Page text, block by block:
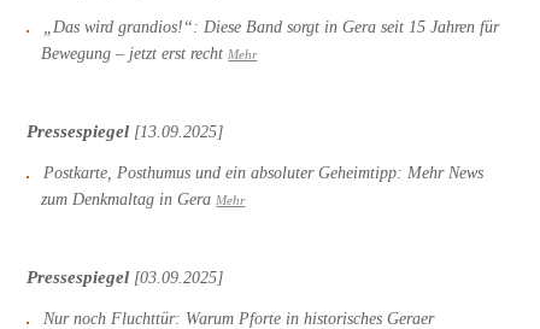
„Das wird grandios!“: Diese Band sorgt in Gera seit 15 Jahren für
Bewegung – jetzt erst recht Mehr
Pressespiegel [13.09.2025]
Postkarte, Posthumus und ein absoluter Geheimtipp: Mehr News
zum Denkmaltag in Gera Mehr
Pressespiegel [03.09.2025]
Nur noch Fluchttür: Warum Pforte in historisches Geraer